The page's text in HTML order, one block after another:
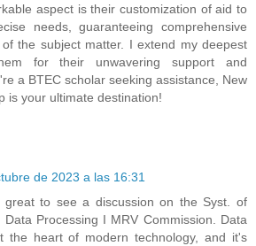
aspect is their customization of aid to
needs, guaranteeing comprehensive
the subject matter. I extend my deepest
for their unwavering support and
a BTEC scholar seeking assistance, New
is your ultimate destination!
de 2023 a las 16:31
great to see a discussion on the Syst. of
Processing I MRV Commission. Data
the heart of modern technology, and it's